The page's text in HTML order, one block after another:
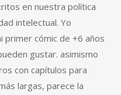
en nuestra política
intelectual. Yo
primer cómic de +6 años
gustar. asimismo
con capítulos para
largas, parece la